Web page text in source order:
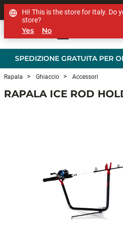
SPEDIZIONE GRATUITA PER
SHOP OTHER
Rapala Ghiaccio Accessori
RAPALA ICE ROD
Hi! This is the store for Italy. Do
store?
Yes No